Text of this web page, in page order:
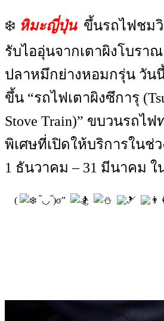
❄️ หิมะญี่ปุ่นขึ้นรถไฟชมวิ
รับไออุ่นจากเตาผิงโบรา
ปลาหมึกย่างหอมกรุ่น วัน
ขึ้น “รถไฟเตาผิงซึการุ
Stove Train)” ขบวนรถไฟ
พิเศษที่เปิดให้บริการในช่
1 ธันวาคม – 31 มีนาคม ใ
( ‾̀◡‾́)σ”